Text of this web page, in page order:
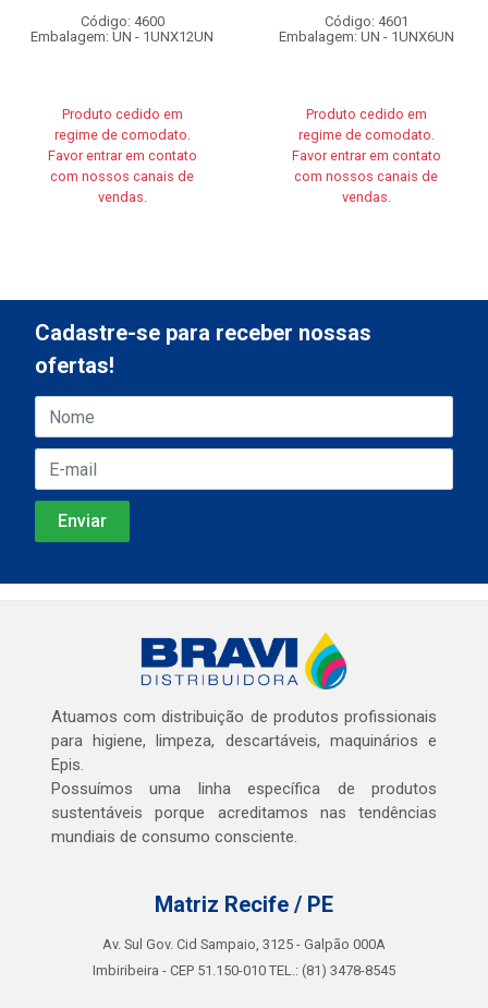
Código: 4600
Embalagem: UN - 1UNX12UN
Produto cedido em
regime de comodato.
Favor entrar em contato
com nossos canais de
vendas.
Código: 4601
Embalagem: UN - 1UNX6UN
Produto cedido em
regime de comodato.
Favor entrar em contato
com nossos canais de
vendas.
Cadastre-se para receber nossas
ofertas!
Atuamos com distribuição de produtos profissionais
para higiene, limpeza, descartáveis, maquinários e
Epis.
Possuímos uma linha específica de produtos
sustentáveis porque acreditamos nas tendências
mundiais de consumo consciente.
Matriz Recife / PE
Av. Sul Gov. Cid Sampaio, 3125 - Galpão 000A
Imbiribeira - CEP 51.150-010 TEL.: (81) 3478-8545